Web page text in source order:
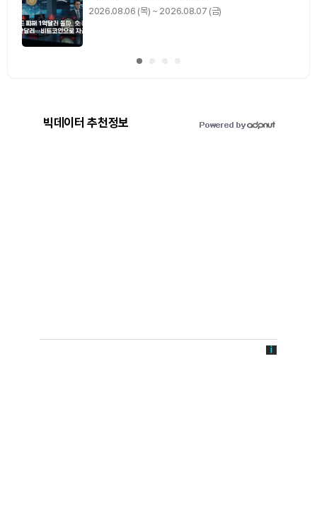
2026.08.06 (목) ~ 2026.08.07 (금)
빅데이터 추천정보